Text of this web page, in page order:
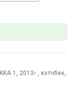
1, 2013г.
хэтчбек,